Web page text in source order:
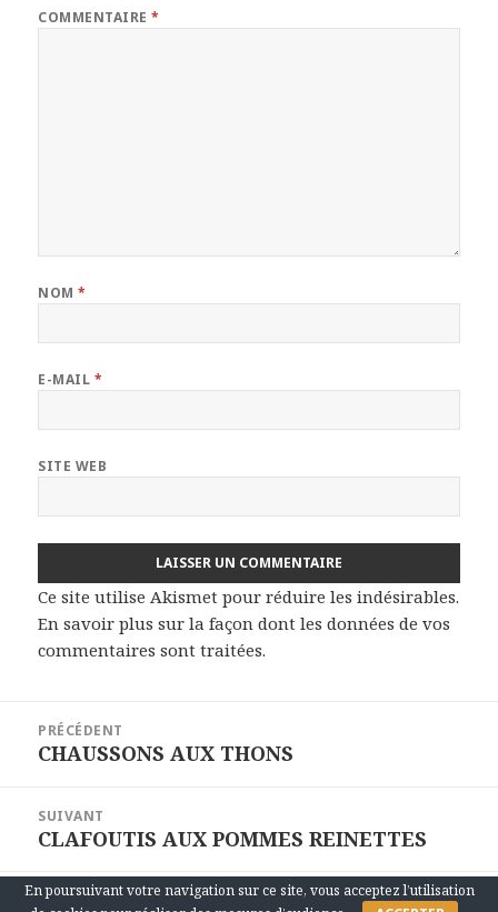
COMMENTAIRE*
NOM*
E-MAIL *
SITE WEB
Ce site utilise Akismet pour réduire les indésirables.
En savoir plus sur la façon dont les données de vos
commentaires sont traitées.
l’article
PRÉCÉDENT
Article
CHAUSSONS AUX THONS
SUIVANT
Article
CLAFOUTIS AUX POMMES REINETTES
Fièrement propulsé par WordPress
En poursuivant votre navigation sur ce site, vous acceptez l’utilisation